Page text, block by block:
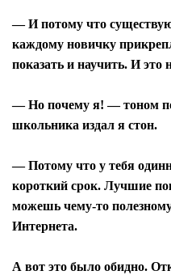
— И потому что
каждому новичку
показать и научить. И это
— Но почему я! — тоном
школьника издал я стон.
— Потому что у тебя
короткий срок. Лучшие
можешь чему-то
Интернета.
А вот это было обидно.